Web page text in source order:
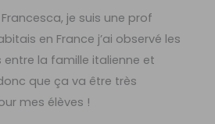
je suis une prof
en France j’ai observé les
la famille italienne et
que ça va être très
mes élèves !